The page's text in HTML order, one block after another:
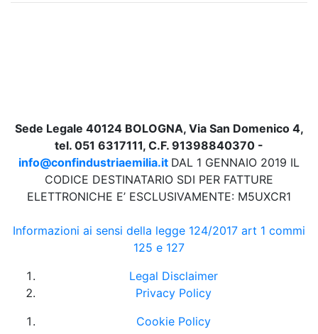
Sede Legale 40124 BOLOGNA, Via San Domenico 4,
tel. 051 6317111, C.F. 91398840370 -
info@confindustriaemilia.it DAL 1 GENNAIO 2019 IL
CODICE DESTINATARIO SDI PER FATTURE
ELETTRONICHE E’ ESCLUSIVAMENTE: M5UXCR1
Informazioni ai sensi della legge 124/2017 art 1 commi
125 e 127
Legal Disclaimer
Privacy Policy
Cookie Policy